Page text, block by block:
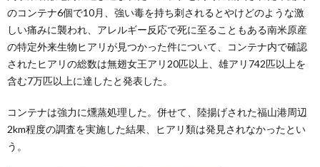
のコンテナ6個で10月、強い毒を持ち刺されるとやけどのような激
しい痛みに襲われ、アレルギー反応で死に至ることもある南米原産
の特定外来生物ヒアリが見つかった件について、コンテナ内で確認
されたヒアリの総数は無翅女王アリ20匹以上、雄アリ742匹以上を
含む7万匹以上に達したと発表した。
コンテナは強力に燻蒸処理した。併せて、陸揚げされた福山港周辺
2km程度の調査を実施した結果、ヒアリ類は発見されなかったとい
う。